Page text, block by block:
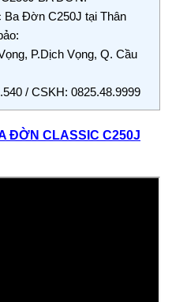
Ba Đờn C250J tại Thân
P.Dịch Vọng, Q. Cầu
/ CSKH: 0825.48.9999
ĐỜN CLASSIC C250J